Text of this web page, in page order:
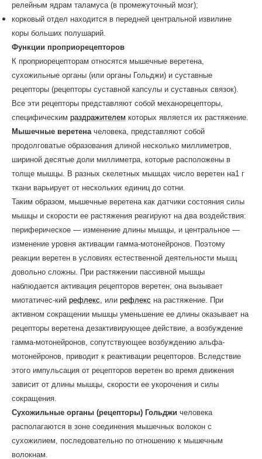
релейным ядрам таламуса (в промежуточный мозг);
корковый отдел находится в передней центральной извилине
коры больших полушарий.
Функции проприорецепторов
К проприорецепторам относятся мышечные веретена,
сухожильные органы (или органы Гольджи) и суставные
рецепторы (рецепторы суставной капсулы и суставных связок).
Все эти рецепторы представляют собой механорецепторы,
специфическим раздражителем которых является их растяжение.
Мышечные веретеначеловека, представляют собой
продолговатые образования длиной несколько миллиметров,
шириной десятые доли миллиметра, которые расположены в
толще мышцы. В разных скелетных мышцах число веретен на1 г
ткани варьирует от нескольких единиц до сотни.
Таким образом, мышечные веретена как датчики состояния силы
мышцы и скорости ее растяжения реагиру­ют на два воздействия:
периферическое — изменение длины мышцы, и центральное —
изменение уровня активации гамма-мотонейронов. Поэтому
реакции веретен в условиях естественной деятельности мышц
довольно сложны. При растяжении пассивной мышцы
наблюдается активация рецепторов веретен; она вызывает
миотатичес-кий рефлекс, или рефлекс на растяжение. При
активном сокращении мышцы уменьшение ее длины оказывает на
рецепторы веретена дезактивирующее действие, а возбуждение
гамма-мотонейронов, сопутствующее возбуждению альфа-
мотонейронов, приводит к реактивации рецепторов. Вследствие
этого импульсация от рецепторов веретен во время движения
зависит от длины мышцы, скорости ее укорочения и силы
сокращения.
Сухожильные органы (рецепторы) Гольджи человека
располагаются в зоне соединения мышечных волокон с
сухожилием, последовательно по отношению к мышечным
волокнам.